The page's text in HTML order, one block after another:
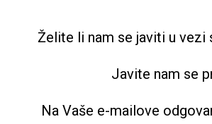
Želite li nam se javiti u vezi
Javite nam se
Na Vaše e-mailove